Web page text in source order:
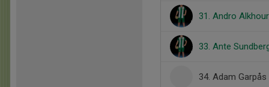
31. Andro
33. Ante
34. Adam Garpås